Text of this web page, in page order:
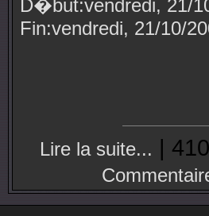
D�but:vendredi, 21/
Fin:vendredi, 21/10/
Lire la suite... |